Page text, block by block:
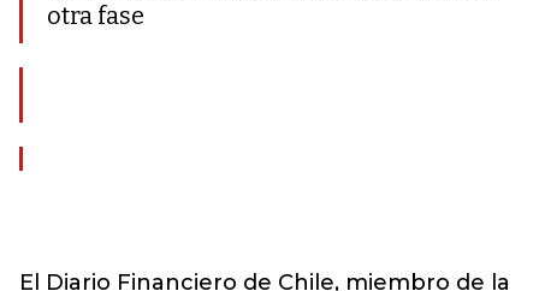
otra fase
El Diario Financiero de Chile, miembro de la